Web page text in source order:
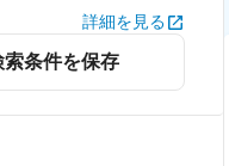
詳細を見る
索条件を保存